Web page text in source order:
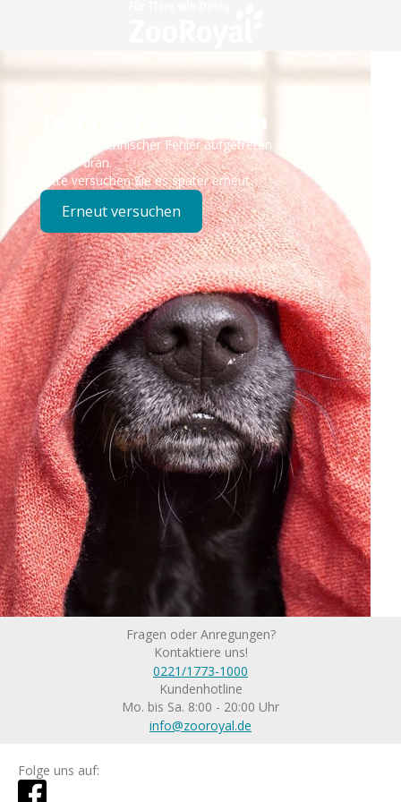
Technisches Problem
Es ist ein technischer Fehler aufgetreten – wir sind
bereits dran.
Bitte versuchen Sie es später erneut.
Erneut versuchen
Fragen oder Anregungen?
Kontaktiere uns!
0221/1773-1000
Kundenhotline
Mo. bis Sa. 8:00 - 20:00 Uhr
info@zooroyal.de
Folge uns auf: